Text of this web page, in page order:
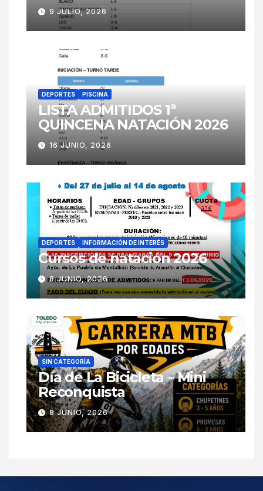
9 JULIO, 2026
DEPORTES PISCINA
LISTA ADMITIDOS 1ª
QUINCENA NATACIÓN 2026
16 JUNIO, 2026
DEPORTES INFORMACIÓN DE INTERÉS
Cursos de natación 2026
8 JUNIO, 2026
SIN CATEGORÍA
Día de La Bicicleta – Mini
Reconquista
8 JUNIO, 2026